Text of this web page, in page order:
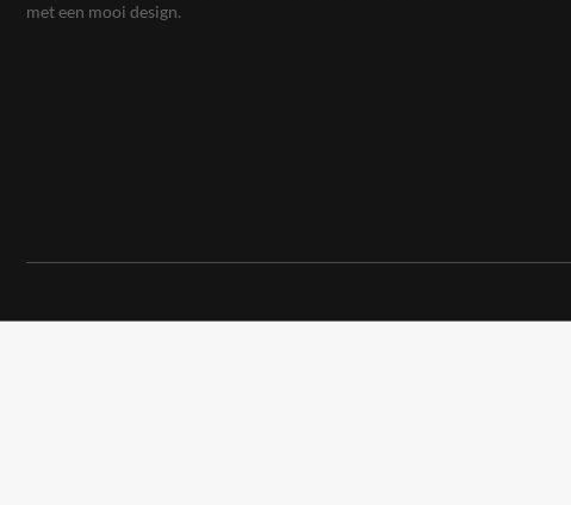
met een mooi design.